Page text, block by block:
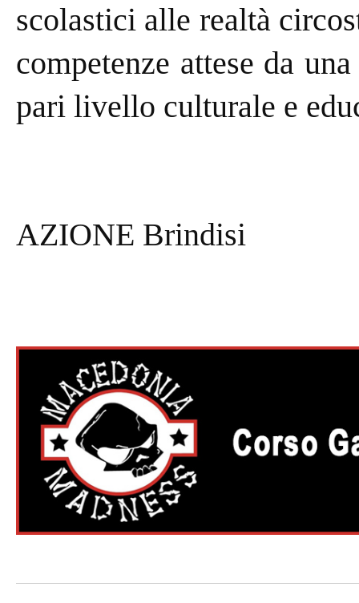
scolastici alle realtà
competenze attese da
pari livello culturale e
AZIONE Brindisi